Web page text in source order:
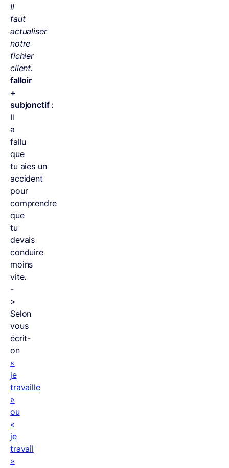
Il
faut
actualiser
notre
fichier
client.
falloir
+
subjonctif :
Il
a
fallu
que
tu aies un
accident
pour
comprendre
que
tu
devais
conduire
moins
vite.
-
>
Selon
vous
écrit-
on
«
je
travaille
»
ou
«
je
travail
»